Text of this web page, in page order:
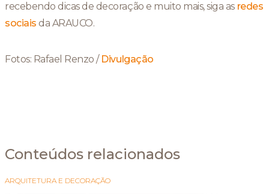
recebendo dicas de decoração e muito mais, siga as redes
sociais da ARAUCO.
Fotos: Rafael Renzo / Divulgação
Conteúdos relacionados
ARQUITETURA E DECORAÇÃO